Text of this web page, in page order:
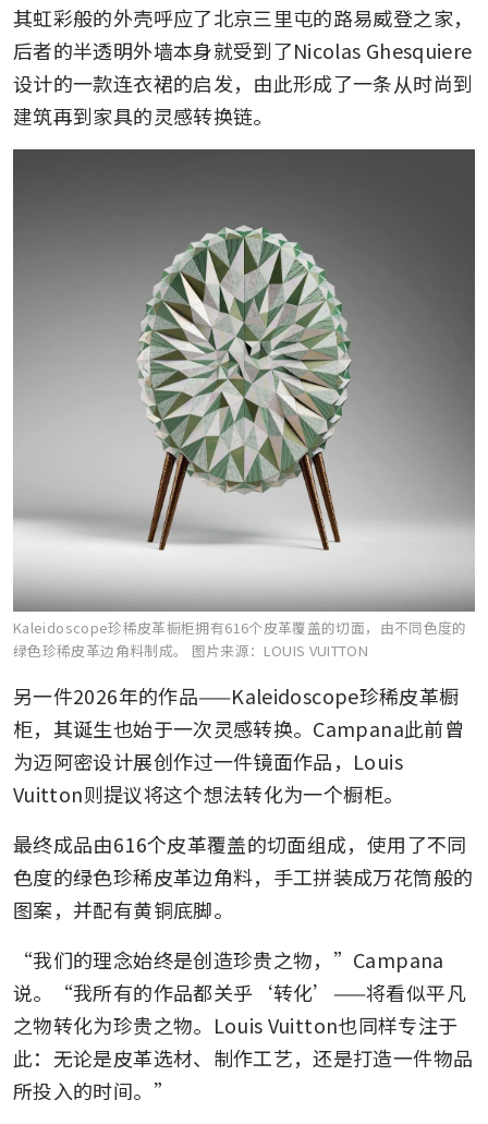
其虹彩般的外壳呼应了北京三里屯的路易威登之家，
后者的半透明外墙本身就受到了Nicolas Ghesquiere
设计的一款连衣裙的启发，由此形成了一条从时尚到
建筑再到家具的灵感转换链。
Kaleidoscope珍稀皮革橱柜拥有616个皮革覆盖的切面，由不同色度的
绿色珍稀皮革边角料制成。 图片来源：LOUIS VUITTON
另一件2026年的作品——Kaleidoscope珍稀皮革橱
柜，其诞生也始于一次灵感转换。Campana此前曾
为迈阿密设计展创作过一件镜面作品，Louis
Vuitton则提议将这个想法转化为一个橱柜。
最终成品由616个皮革覆盖的切面组成，使用了不同
色度的绿色珍稀皮革边角料，手工拼装成万花筒般的
图案，并配有黄铜底脚。
“我们的理念始终是创造珍贵之物，”Campana
说。“我所有的作品都关乎‘转化’——将看似平凡
之物转化为珍贵之物。Louis Vuitton也同样专注于
此：无论是皮革选材、制作工艺，还是打造一件物品
所投入的时间。”